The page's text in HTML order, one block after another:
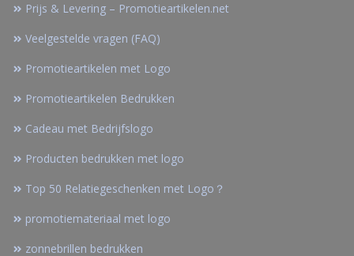
Prijs & Levering – Promotieartikelen.net
Veelgestelde vragen (FAQ)
Promotieartikelen met Logo
Promotieartikelen Bedrukken
Cadeau met Bedrijfslogo
Producten bedrukken met logo
Top 50 Relatiegeschenken met Logo？
promotiemateriaal met logo
zonnebrillen bedrukken